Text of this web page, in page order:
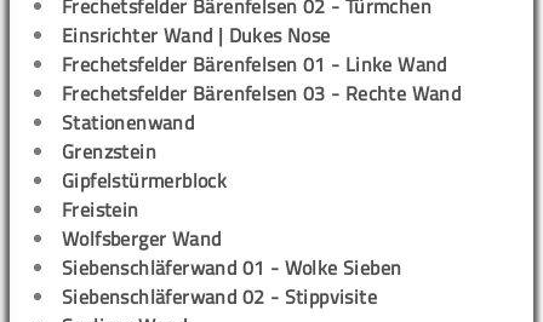
Frechetsfelder Bärenfelsen 02 - Türmchen
Einsrichter Wand | Dukes Nose
Frechetsfelder Bärenfelsen 01 - Linke Wand
Frechetsfelder Bärenfelsen 03 - Rechte Wand
Stationenwand
Grenzstein
Gipfelstürmerblock
Freistein
Wolfsberger Wand
Siebenschläferwand 01 - Wolke Sieben
Siebenschläferwand 02 - Stippvisite